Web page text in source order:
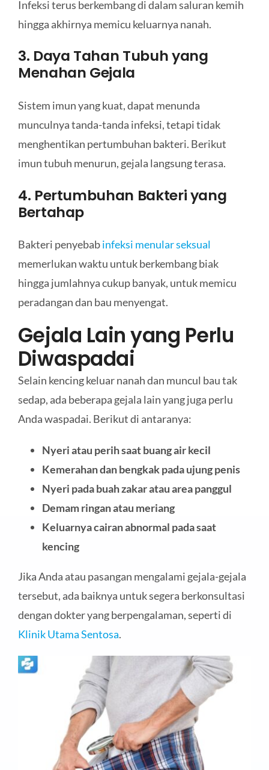
Infeksi terus berkembang di dalam saluran kemih
hingga akhirnya memicu keluarnya nanah.
3. Daya Tahan Tubuh yang
Menahan Gejala
Sistem imun yang kuat, dapat menunda
munculnya tanda-tanda infeksi, tetapi tidak
menghentikan pertumbuhan bakteri. Berikut
imun tubuh menurun, gejala langsung terasa.
4. Pertumbuhan Bakteri yang
Bertahap
Bakteri penyebabinfeksi menular seksual
memerlukan waktu untuk berkembang biak
hingga jumlahnya cukup banyak, untuk memicu
peradangan dan bau menyengat.
Gejala Lain yang Perlu
Diwaspadai
Selain kencing keluar nanah dan muncul bau tak
sedap, ada beberapa gejala lain yang juga perlu
Anda waspadai. Berikut di antaranya:
Nyeri atau perih saat buang air kecil
Kemerahan dan bengkak pada ujung penis
Nyeri pada buah zakar atau area panggul
Demam ringan atau meriang
Keluarnya cairan abnormal pada saat
kencing
Jika Anda atau pasangan mengalami gejala-gejala
tersebut, ada baiknya untuk segera berkonsultasi
dengan dokter yang berpengalaman, seperti di
Klinik Utama Sentosa.